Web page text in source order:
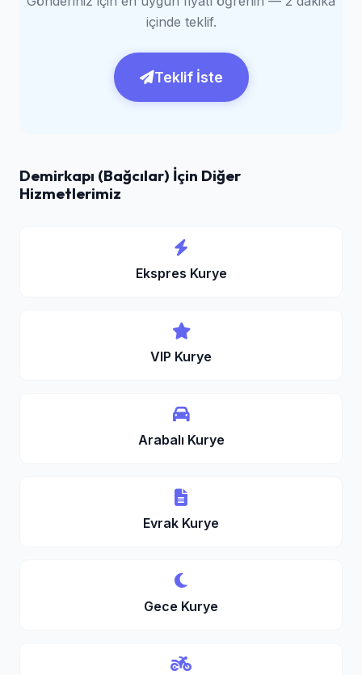
içinde teklif.
Teklif İste
Demirkapı (Bağcılar) İçin Diğer
Hizmetlerimiz
Ekspres Kurye
VIP Kurye
Arabalı Kurye
Evrak Kurye
Gece Kurye